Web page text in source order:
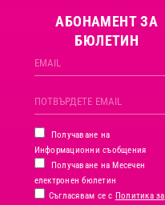
АБОНАМЕНТ ЗА
БЮЛЕТИН
Получаване на
Информационни съобщения
Получаване на Месечен
електронен бюлетин
Съгласявам се с Политика за